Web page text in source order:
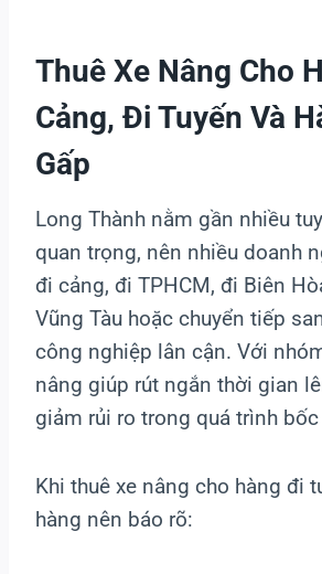
Thuê Xe Nâng Cho
Cảng, Đi Tuyến Và
Gấp
Long Thành nằm gần nhiều
quan trọng, nên nhiều doanh
đi cảng, đi TPHCM, đi Biên
Vũng Tàu hoặc chuyển tiếp
công nghiệp lân cận. Với
nâng giúp rút ngắn thời gian
giảm rủi ro trong quá trình
Khi thuê xe nâng cho hàng đi
hàng nên báo rõ: